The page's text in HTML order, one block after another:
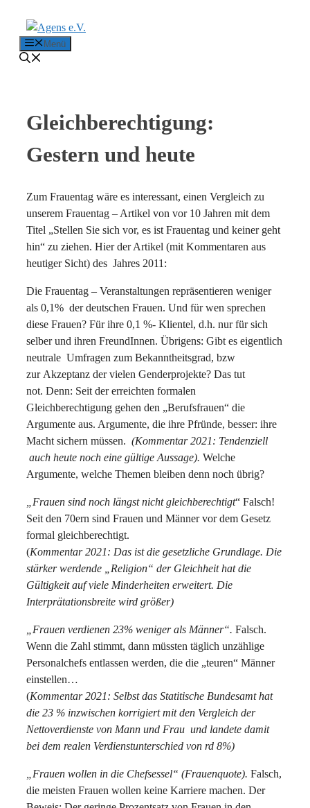
Menü
Gleichberechtigung:
Gestern und heute
Zum Frauentag wäre es interessant, einen Vergleich zu
unserem Frauentag – Artikel von vor 10 Jahren mit dem
Titel „Stellen Sie sich vor, es ist Frauentag und keiner geht
hin“ zu ziehen. Hier der Artikel (mit Kommentaren aus
heutiger Sicht) des Jahres 2011:
Die Frauentag – Veranstaltungen repräsentieren weniger
als 0,1% der deutschen Frauen. Und für wen sprechen
diese Frauen? Für ihre 0,1 %- Klientel, d.h. nur für sich
selber und ihren FreundInnen. Übrigens: Gibt es eigentlich
neutrale Umfragen zum Bekanntheitsgrad, bzw
zur Akzeptanz der vielen Genderprojekte? Das tut
not. Denn: Seit der erreichten formalen
Gleichberechtigung gehen den „Berufsfrauen“ die
Argumente aus. Argumente, die ihre Pfründe, besser: ihre
Macht sichern müssen. (Kommentar 2021: Tendenziell
auch heute noch eine gültige Aussage). Welche
Argumente, welche Themen bleiben denn noch übrig?
„Frauen sind noch längst nicht gleichberechtigt“ Falsch!
Seit den 70ern sind Frauen und Männer vor dem Gesetz
formal gleichberechtigt.
(Kommentar 2021: Das ist die gesetzliche Grundlage. Die
stärker werdende „Religion“ der Gleichheit hat die
Gültigkeit auf viele Minderheiten erweitert. Die
Interprätationsbreite wird größer)
„Frauen verdienen 23% weniger als Männer“. Falsch.
Wenn die Zahl stimmt, dann müssten täglich unzählige
Personalchefs entlassen werden, die die „teuren“ Männer
einstellen…
(Kommentar 2021: Selbst das Statitische Bundesamt hat
die 23 % inzwischen korrigiert mit den Vergleich der
Nettoverdienste von Mann und Frau und landete damit
bei dem realen Verdienstunterschied von rd 8%)
„Frauen wollen in die Chefsessel“ (Frauenquote). Falsch,
die meisten Frauen wollen keine Karriere machen. Der